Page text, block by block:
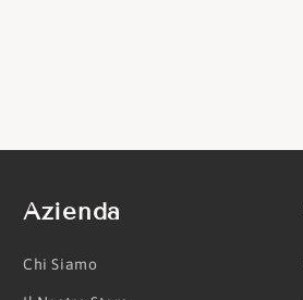
Azienda
Chi Siamo